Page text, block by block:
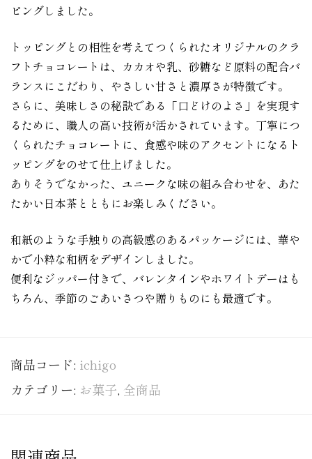
ピングしました。
トッピングとの相性を考えてつくられたオリジナルのクラ
フトチョコレートは、カカオや乳、砂糖など原料の配合バ
ランスにこだわり、やさしい甘さと濃厚さが特徴です。
さらに、美味しさの秘訣である「口どけのよさ」を実現す
るために、職人の高い技術が活かされています。丁寧につ
くられたチョコレートに、食感や味のアクセントになるト
ッピングをのせて仕上げました。
ありそうでなかった、ユニークな味の組み合わせを、あた
たかい日本茶とともにお楽しみください。
和紙のような手触りの高級感のあるパッケージには、華や
かで小粋な和柄をデザインしました。
便利なジッパー付きで、バレンタインやホワイトデーはも
ちろん、季節のごあいさつや贈りものにも最適です。
商品コード: ichigo
カテゴリー: お菓子, 全商品